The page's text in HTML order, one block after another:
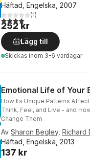
Häftad, Engelska, 2007
4,0utav 5 stjärnor. Totalt
(1)
252 kr
Lägg till
Skickas inom 3-6 vardagar
Emotional Life of Your
How Its Unique Patterns Affect
Think, Feel, and Live - and
Change Them
Av Sharon Begley, Richard
Häftad, Engelska, 2013
137 kr